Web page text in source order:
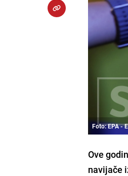
Foto: EPA -
Ove
navijače